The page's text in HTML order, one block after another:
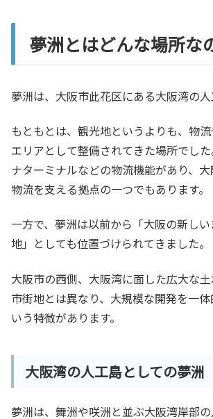
夢洲とはどんな場所な
夢洲は、大阪市此花区にある大阪湾の人
もともとは、観光地というよりも、物
エリアとして整備されてきた場所でし
ナターミナルなどの物流機能があり、大
物流を支える拠点の一つでもあります。
一方で、夢洲は以前から「大阪の新し
地」としても位置づけられてきました。
大阪市の西側、大阪湾に面した広大な
市街地とは異なり、大規模な開発を一
いう特徴があります。
大阪湾の人工島としての夢洲
夢洲は、舞洲や咲洲と並ぶ大阪湾岸部